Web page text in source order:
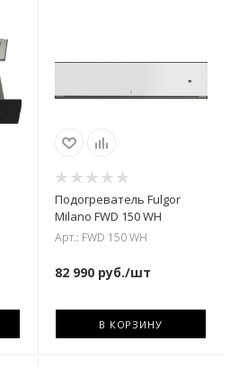
Подогреватель Fulgor
Milano FWD 150 WH
Арт.: FWD 150 WH
82 990руб./шт
В КОРЗИНУ